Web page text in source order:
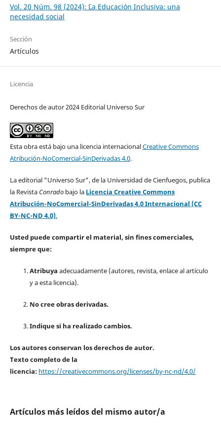
Vol. 20 Núm. 98 (2024): ¨¨La Educación Inclusiva: una
necesidad social
Sección
Artículos
Licencia
Derechos de autor 2024 Editorial Universo Sur
Esta obra está bajo una licencia internacionalCreative Commons
Atribución-NoComercial-SinDerivadas 4.0.
La editorial "Universo Sur", de la Universidad de Cienfuegos, publica
la Revista Conradobajo la Licencia Creative Commons
Atribución-NoComercial-SinDerivadas 4.0 Internacional (CC
BY-NC-ND 4.0).
Usted puede compartir el material, sin fines comerciales,
siempre que:
Atribuya adecuadamente (autores, revista, enlace al artículo
y a esta licencia).
No cree obras derivadas.
Indique si ha realizado cambios.
Los autores conservan los derechos de autor.
Texto completo de la
licencia: https://creativecommons.org/licenses/by-nc-nd/4.0/
Artículos más leídos del mismo autor/a